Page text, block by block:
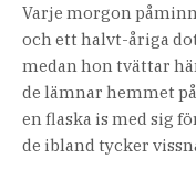
Varje morgon
och ett halvt-åriga
medan hon tvättar
de lämnar hemmet
en flaska is med sig
de ibland tycker